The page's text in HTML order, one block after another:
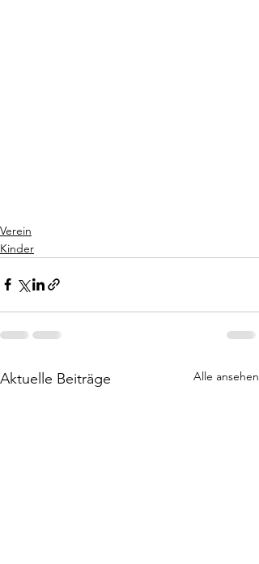
Verein
Kinder
Aktuelle Beiträge Alle ansehen